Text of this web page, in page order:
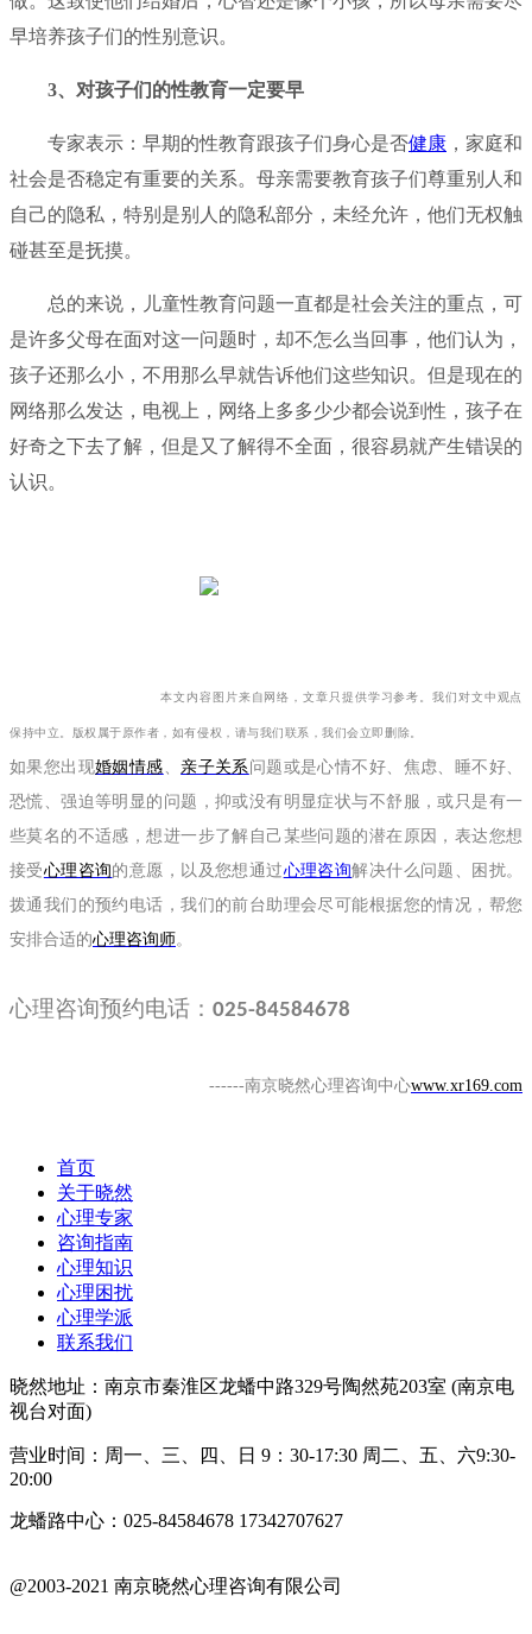
早培养孩子们的性别意识。
3、对孩子们的性教育一定要早
专家表示：早期的性教育跟孩子们身心是否健康 ，家庭和
社会是否稳定有重要的关系。母亲需要教育孩子们尊重别人和
自己的隐私，特别是别人的隐私部分，未经允许，他们无权触
碰甚至是抚摸。
总的来说，儿童性教育问题一直都是社会关注的重点，可
是许多父母在面对这一问题时，却不怎么当回事，他们认为，
孩子还那么小，不用那么早就告诉他们这些知识。但是现在的
网络那么发达，电视上，网络上多多少少都会说到性，孩子在
好奇之下去了解，但是又了解得不全面，很容易就产生错误的
认识。
本文内容图片来自网络，文章只提供学习参考。我们对文中观点
保持中立。版权属于原作者，如有侵权，请与我们联系，我们会立即删除。
如果您出现婚姻情感 、亲子关系问题或是心情不好、焦虑、睡不好、
恐慌、强迫等明显的问题，抑或没有明显症状与不舒服，或只是有一
些莫名的不适感，想进一步了解自己某些问题的潜在原因，表达您想
接受心理咨询的意愿，以及您想通过心理咨询解决什么问题、困扰。
拨通我们的预约电话，我们的前台助理会尽可能根据您的情况，帮您
安排合适的心理咨询师。
心理咨询预约电话： 025-84584678
------南京晓然心理咨询中心www.xr169.com
首页
关于晓然
心理专家
咨询指南
心理知识
心理困扰
心理学派
联系我们
晓然地址：南京市秦淮区龙蟠中路329号陶然苑203室 (南京电
视台对面)
营业时间：周一、三、四、日 9：30-17:30 周二、五、六9:30-
20:00
龙蟠路中心：025-84584678 17342707627
@2003-2021 南京晓然心理咨询有限公司